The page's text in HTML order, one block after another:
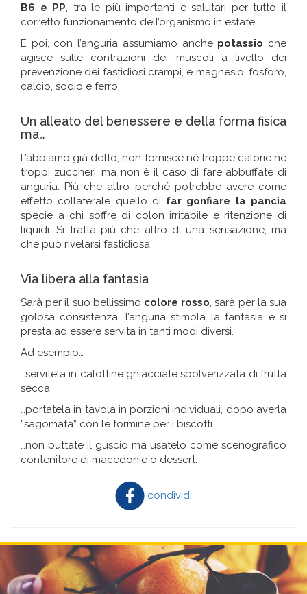
B6 e PP, tra le più importanti e salutari per tutto il
corretto funzionamento dell’organismo in estate.
E poi, con l’anguria assumiamo anche potassio che
agisce sulle contrazioni dei muscoli a livello dei
prevenzione dei fastidiosi crampi, e magnesio, fosforo,
calcio, sodio e ferro.
Un alleato del benessere e della forma fisica
ma…
L’abbiamo già detto, non fornisce né troppe calorie né
troppi zuccheri, ma non è il caso di fare abbuffate di
anguria. Più che altro perché potrebbe avere come
effetto collaterale quello di far gonfiare la pancia
specie a chi soffre di colon irritabile e ritenzione di
liquidi. Si tratta più che altro di una sensazione, ma
che può rivelarsi fastidiosa.
Via libera alla fantasia
Sarà per il suo bellissimo colore rosso, sarà per la sua
golosa consistenza, l’anguria stimola la fantasia e si
presta ad essere servita in tanti modi diversi.
Ad esempio…
…servitela in calottine ghiacciate spolverizzata di frutta
secca
…portatela in tavola in porzioni individuali, dopo averla
“sagomata” con le formine per i biscotti
…non buttate il guscio ma usatelo come scenografico
contenitore di macedonie o dessert.
condividi